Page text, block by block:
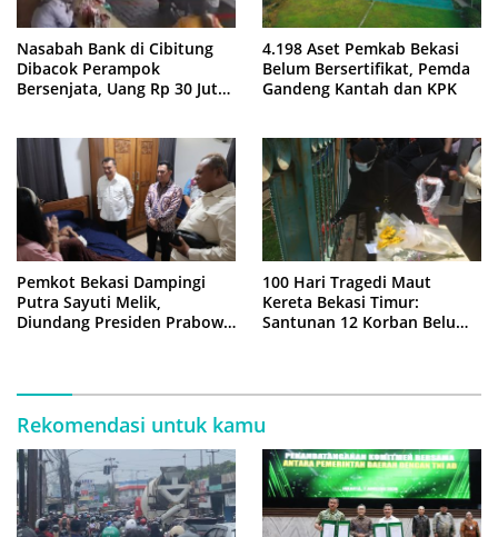
Nasabah Bank di Cibitung
Dibacok Perampok
Bersenjata, Uang Rp 30 Juta
4.198 Aset Pemkab Bekasi
Belum Bersertifikat, Pemda
Gandeng Kantah dan KPK
Pemkot Bekasi Dampingi
Putra Sayuti Melik,
Diundang Presiden Prabowo
100 Hari Tragedi Maut
Kereta Bekasi Timur:
Santunan 12 Korban Belum
Rekomendasi untuk kamu